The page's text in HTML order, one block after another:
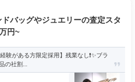
ドバッグやジュエリーの査定スタ
円~
験がある方限定採用】残業なし❗✨ブラ
の社割...